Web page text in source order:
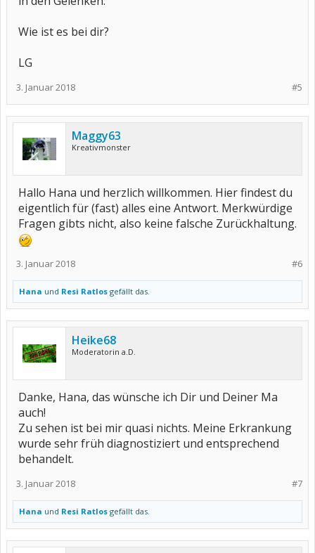
Wie ist es bei dir?
LG
#5
3. Januar 2018
Maggy63
Kreativmonster
Hallo Hana und herzlich willkommen. Hier findest du
eigentlich für (fast) alles eine Antwort. Merkwürdige
Fragen gibts nicht, also keine falsche Zurückhaltung.
#6
3. Januar 2018
Hana und Resi Ratlos gefällt das.
Heike68
Moderatorin a.D.
Danke, Hana, das wünsche ich Dir und Deiner Ma
auch!
Zu sehen ist bei mir quasi nichts. Meine Erkrankung
wurde sehr früh diagnostiziert und entsprechend
behandelt.
#7
3. Januar 2018
Hana und Resi Ratlos gefällt das.